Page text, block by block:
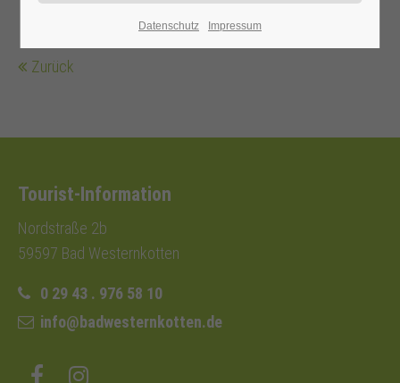
Zurück
Tourist-Information
Nordstraße 2b
59597 Bad Westernkotten
0 29 43 . 976 58 10
info@badwesternkotten.de
Datenschutz Impressum